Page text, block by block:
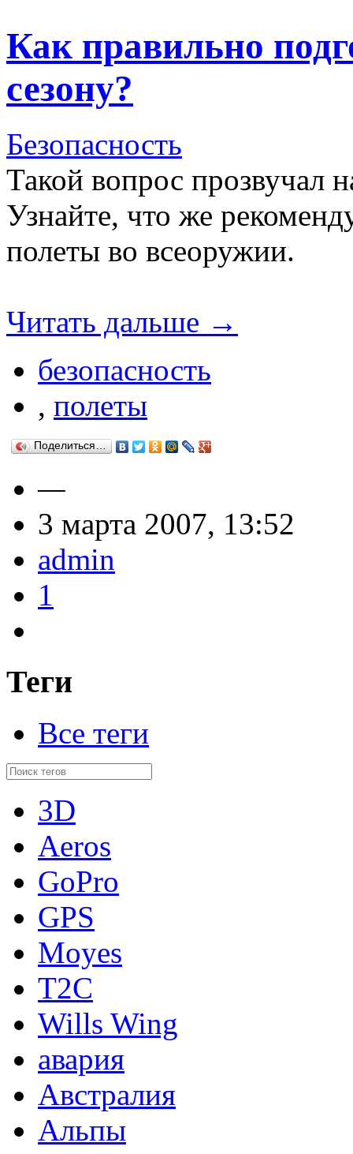
Как правильно
сезону?
Безопасность
Такой вопрос прозвучал
Узнайте, что же
полеты во всеоружии.
Читать дальше →
безопасность
, полеты
Поделиться…
—
3 марта 2007, 13:52
admin
1
Теги
Все теги
3D
Aeros
GoPro
GPS
Moyes
T2C
Wills Wing
авария
Австралия
Альпы